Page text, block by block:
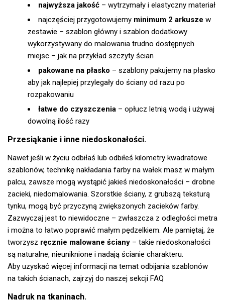
najwyższa jakość – wytrzymały i elastyczny materiał
najczęściej przygotowujemy minimum 2 arkusze w
zestawie – szablon główny i szablon dodatkowy
wykorzystywany do malowania trudno dostępnych
miejsc – jak na przykład szczyty ścian
pakowane na płasko – szablony pakujemy na płasko
aby jak najlepiej przylegały do ściany od razu po
rozpakowaniu
łatwe do czyszczenia – opłucz letnią wodą i używaj
dowolną ilość razy
Przesiąkanie i inne niedoskonałości.
Nawet jeśli w życiu odbiłaś lub odbiłeś kilometry kwadratowe
szablonów, technikę nakładania farby na wałek masz w małym
palcu, zawsze mogą wystąpić jakieś niedoskonałości – drobne
zacieki, niedomalowania. Szorstkie ściany, z grubszą teksturą
tynku, mogą być przyczyną zwiększonych zacieków farby.
Zazwyczaj jest to niewidoczne – zwłaszcza z odległości metra
i można to łatwo poprawić małym pędzelkiem. Ale pamiętaj, że
tworzysz ręcznie malowane ściany – takie niedoskonałości
są naturalne, nieuniknione i nadają ścianie charakteru.
Aby uzyskać więcej informacji na temat odbijania szablonów
na takich ścianach, zajrzyj do naszej sekcji FAQ
Nadruk na tkaninach.